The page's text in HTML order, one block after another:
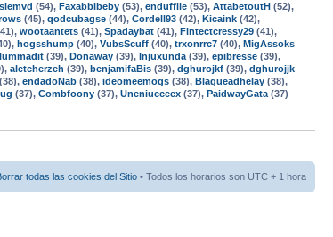
(54), Faxabbibeby (53), enduffile (53), AttabetoutH (52),
(45), qodcubagse (44), Cordell93 (42), Kicaink (42),
wootaantets (41), Spadaybat (41), Fintectcressy29 (41),
hogsshump (40), VubsScuff (40), trxonrrc7 (40), MigAssoks
(39), Donaway (39), Injuxunda (39), epibresse (39),
aletcherzeh (39), benjamifaBis (39), dghurojkf (39), dghurojjk
(38), endadoNab (38), ideomeemogs (38), Blagueadhelay (38),
(37), Combfoony (37), Uneniucceex (37), PaidwayGata (37)
todas las cookies del Sitio • Todos los horarios son UTC + 1 hora